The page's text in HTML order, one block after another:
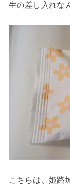
生の差し入れな
こちらは、姫路